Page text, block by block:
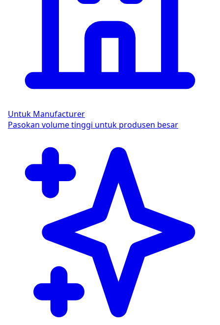
Untuk Manufacturer
Pasokan volume tinggi untuk produsen besar